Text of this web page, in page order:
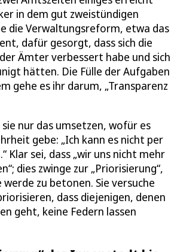
in dem gut zweistündigen
die Verwaltungsreform, etwa das
dafür gesorgt, dass sich die
Ämter verbessert habe und sich
hätten. Die Fülle der Aufgaben
gehe es ihr darum, „Transparenz
nur das umsetzen, wofür es
gebe: „Ich kann es nicht per
Klar sei, dass „wir uns nicht mehr
dies zwinge zur „Priorisierung“,
zu betonen. Sie versuche
dass diejenigen, denen
geht, keine Federn lassen